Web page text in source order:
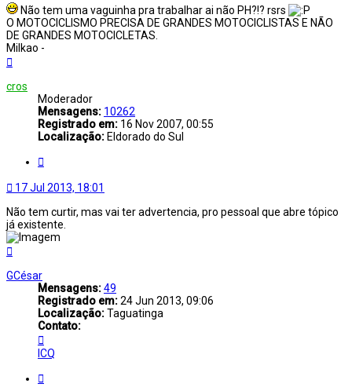
Não tem uma vaguinha pra trabalhar ai não PH?!? rsrs
O MOTOCICLISMO PRECISA DE GRANDES MOTOCICLISTAS E NÃO
DE GRANDES MOTOCICLETAS.
Milkao -
topo
cros
Moderador
Mensagens: 10262
Registrado em: 16 Nov 2007, 00:55
Localização: Eldorado do Sul
17 Jul 2013, 18:01
Não tem curtir, mas vai ter advertencia, pro pessoal que abre tópico
já existente.
topo
GCésar
Mensagens:49
Registrado em:24 Jun 2013, 09:06
Localização:Taguatinga
Contato:
GCésar
ICQ